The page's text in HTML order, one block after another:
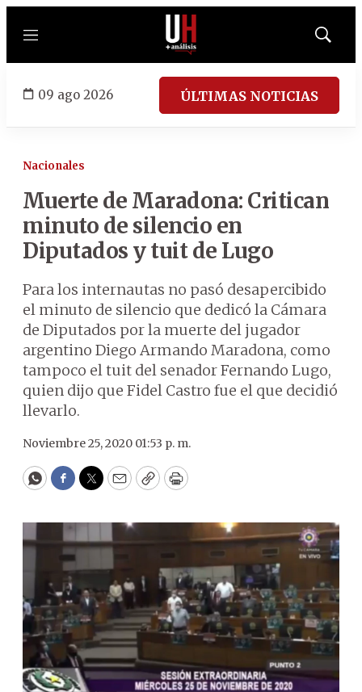
Menú
Mostrar
09 ago 2026 ÚLTIMAS NOTICIAS
Nacionales
Muerte de Maradona: Critican
minuto de silencio en
Diputados y tuit de Lugo
Para los internautas no pasó desapercibido
el minuto de silencio que dedicó la Cámara
de Diputados por la muerte del jugador
argentino Diego Armando Maradona, como
tampoco el tuit del senador Fernando Lugo,
quien dijo que Fidel Castro fue el que decidió
llevarlo.
Noviembre 25, 2020 01:53 p. m.
WhatsApp
Facebook
Twitter
EmailCopyPrint